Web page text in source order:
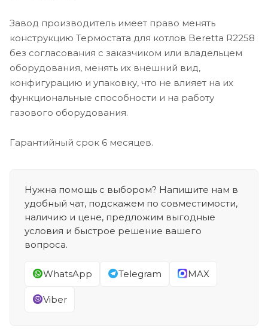
Завод производитель имеет право менять
конструкцию Термостата для котлов Beretta R2258
без согласования с заказчиком или владельцем
оборудования, менять их внешний вид,
конфигурацию и упаковку, что не влияет на их
функциональные способности и на работу
газового оборудования.
Гарантийный срок 6 месяцев.
Нужна помощь с выбором? Напишите нам в
удобный чат, подскажем по совместимости,
наличию и цене, предложим выгодные
условия и быстрое решение вашего
вопроса.
WhatsApp Telegram MAX
Viber